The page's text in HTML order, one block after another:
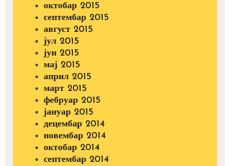
октобар 2015
септембар 2015
август 2015
јул 2015
јун 2015
мај 2015
април 2015
март 2015
фебруар 2015
јануар 2015
децембар 2014
новембар 2014
октобар 2014
септембар 2014